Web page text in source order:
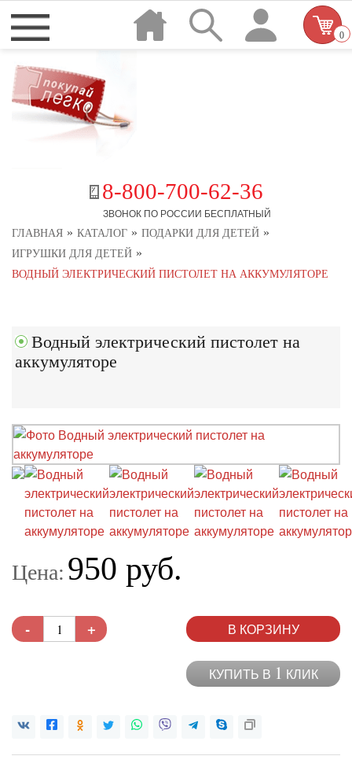
8-800-700-62-36
ЗВОНОК ПО РОССИИ БЕСПЛАТНЫЙ
0
ГЛАВНАЯ » КАТАЛОГ » ПОДАРКИ ДЛЯ ДЕТЕЙ »
ИГРУШКИ ДЛЯ ДЕТЕЙ »
ВОДНЫЙ ЭЛЕКТРИЧЕСКИЙ ПИСТОЛЕТ НА АККУМУЛЯТОРЕ
Водный электрический пистолет на
аккумуляторе
Цена: 950 руб.
- + В КОРЗИНУ
КУПИТЬ В 1 КЛИК